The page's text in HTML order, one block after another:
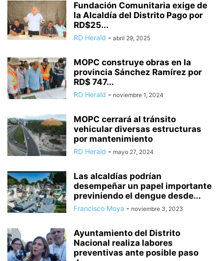
Fundación Comunitaria exige de
la Alcaldía del Distrito Pago por
RD$25...
RD Herald - abril 29, 2025
MOPC construye obras en la
provincia Sánchez Ramírez por
RD$ 747...
RD Herald - noviembre 1, 2024
MOPC cerrará al tránsito
vehicular diversas estructuras
por mantenimiento
RD Herald - mayo 27, 2024
Las alcaldías podrían
desempeñar un papel importante
previniendo el dengue desde...
Francisco Moya - noviembre 3, 2023
Ayuntamiento del Distrito
Nacional realiza labores
preventivas ante posible paso